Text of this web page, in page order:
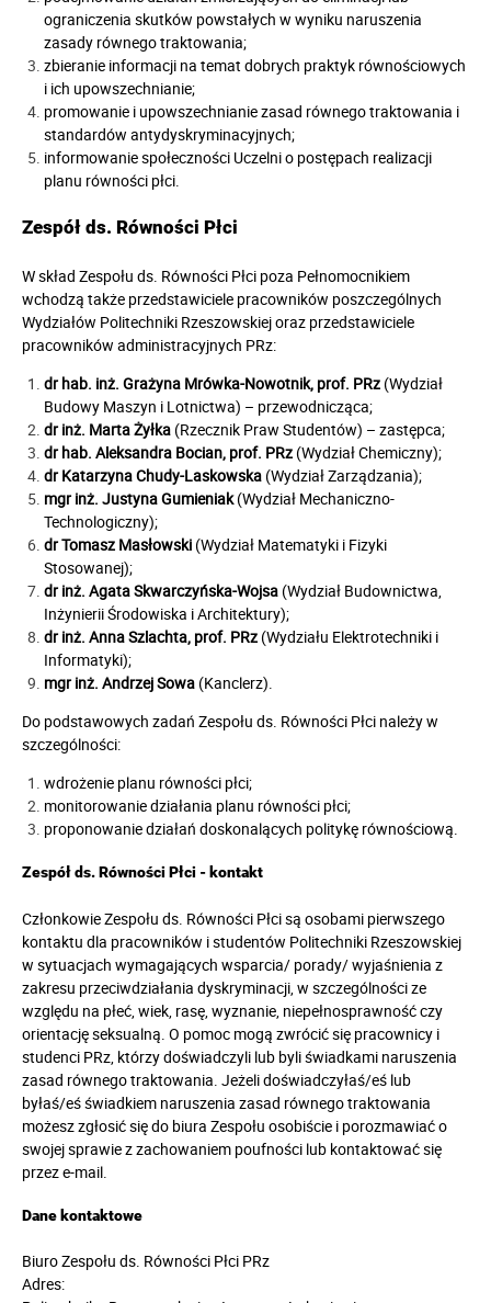
ograniczenia skutków powstałych w wyniku naruszenia
zasady równego traktowania;
zbieranie informacji na temat dobrych praktyk równościowych
i ich upowszechnianie;
promowanie i upowszechnianie zasad równego traktowania i
standardów antydyskryminacyjnych;
informowanie społeczności Uczelni o postępach realizacji
planu równości płci.
Zespół ds. Równości Płci
W skład Zespołu ds. Równości Płci poza Pełnomocnikiem
wchodzą także przedstawiciele pracowników poszczególnych
Wydziałów Politechniki Rzeszowskiej oraz przedstawiciele
pracowników administracyjnych PRz:
dr hab. inż. Grażyna Mrówka-Nowotnik, prof. PRz (Wydział
Budowy Maszyn i Lotnictwa) – przewodnicząca;
dr inż. Marta Żyłka (Rzecznik Praw Studentów) – zastępca;
dr hab. Aleksandra Bocian, prof. PRz (Wydział Chemiczny);
dr Katarzyna Chudy-Laskowska (Wydział Zarządzania);
mgr inż. Justyna Gumieniak(Wydział Mechaniczno-
Technologiczny);
dr Tomasz Masłowski (Wydział Matematyki i Fizyki
Stosowanej);
dr inż. Agata Skwarczyńska-Wojsa (Wydział Budownictwa,
Inżynierii Środowiska i Architektury);
dr inż. Anna Szlachta, prof. PRz (Wydziału Elektrotechniki i
Informatyki);
mgr inż. Andrzej Sowa (Kanclerz).
Do podstawowych zadań Zespołu ds. Równości Płci należy w
szczególności:
wdrożenie planu równości płci;
monitorowanie działania planu równości płci;
proponowanie działań doskonalących politykę równościową.
Zespół ds. Równości Płci - kontakt
Członkowie Zespołu ds. Równości Płci są osobami pierwszego
kontaktu dla pracowników i studentów Politechniki Rzeszowskiej
w sytuacjach wymagających wsparcia/ porady/ wyjaśnienia z
zakresu przeciwdziałania dyskryminacji, w szczególności ze
względu na płeć, wiek, rasę, wyznanie, niepełnosprawność czy
orientację seksualną. O pomoc mogą zwrócić się pracownicy i
studenci PRz, którzy doświadczyli lub byli świadkami naruszenia
zasad równego traktowania. Jeżeli doświadczyłaś/eś lub
byłaś/eś świadkiem naruszenia zasad równego traktowania
możesz zgłosić się do biura Zespołu osobiście i porozmawiać o
swojej sprawie z zachowaniem poufności lub kontaktować się
przez e-mail.
Dane kontaktowe
Biuro Zespołu ds. Równości Płci PRz
Adres: